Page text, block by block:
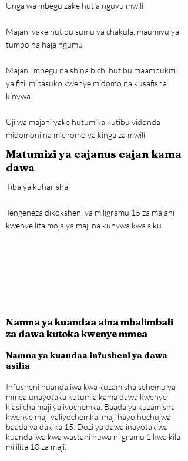
Unga wa mbegu zake hutia nguvu mwili
Majani yake hutibu sumu ya chakula, maumivu ya
tumbo na haja ngumu
Majani, mbegu na shina bichi hutibu maambukizi
ya fizi, mipasuko kwenye midomo na kusafisha
kinywa
Uji wa majani yake hutumika kutibu vidonda
midomoni na michomo ya kinga za mwili
Matumizi ya cajanus cajan kama
dawa
Tiba ya kuharisha
Tengeneza dikoksheni ya miligramu 15 za majani
kwenye lita moja ya maji na kunywa kwa siku
Namna ya kuandaa aina mbalimbali
za dawa kutoka kwenye mmea
Namna ya kuandaa infusheni ya dawa
asilia
Infusheni huandaliwa kwa kuzamisha sehemu ya
mmea unayotaka kutumia kama dawa kwenye
kiasi cha maji yaliyochemka. Baada ya kuzamisha
kwenye maji yaliyochemka, maji hayo huchujwa
baada ya dakika 15. Dozi ya dawa inayotakiwa
kuandaliwa kwa wastani huwa ni gramu 1 kwa kila
mililita 10 za maji.